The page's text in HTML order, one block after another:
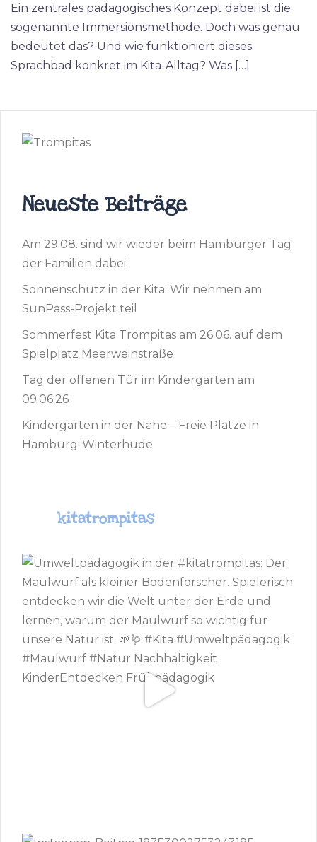
Ein zentrales pädagogisches Konzept dabei ist die
sogenannte Immersionsmethode. Doch was genau
bedeutet das? Und wie funktioniert dieses
Sprachbad konkret im Kita-Alltag? Was […]
Neueste Beiträge
Am 29.08. sind wir wieder beim Hamburger Tag
der Familien dabei
Sonnenschutz in der Kita: Wir nehmen am
SunPass-Projekt teil
Sommerfest Kita Trompitas am 26.06. auf dem
Spielplatz Meerweinstraße
Tag der offenen Tür im Kindergarten am
09.06.26
Kindergarten in der Nähe – Freie Plätze in
Hamburg-Winterhude
kitatrompitas